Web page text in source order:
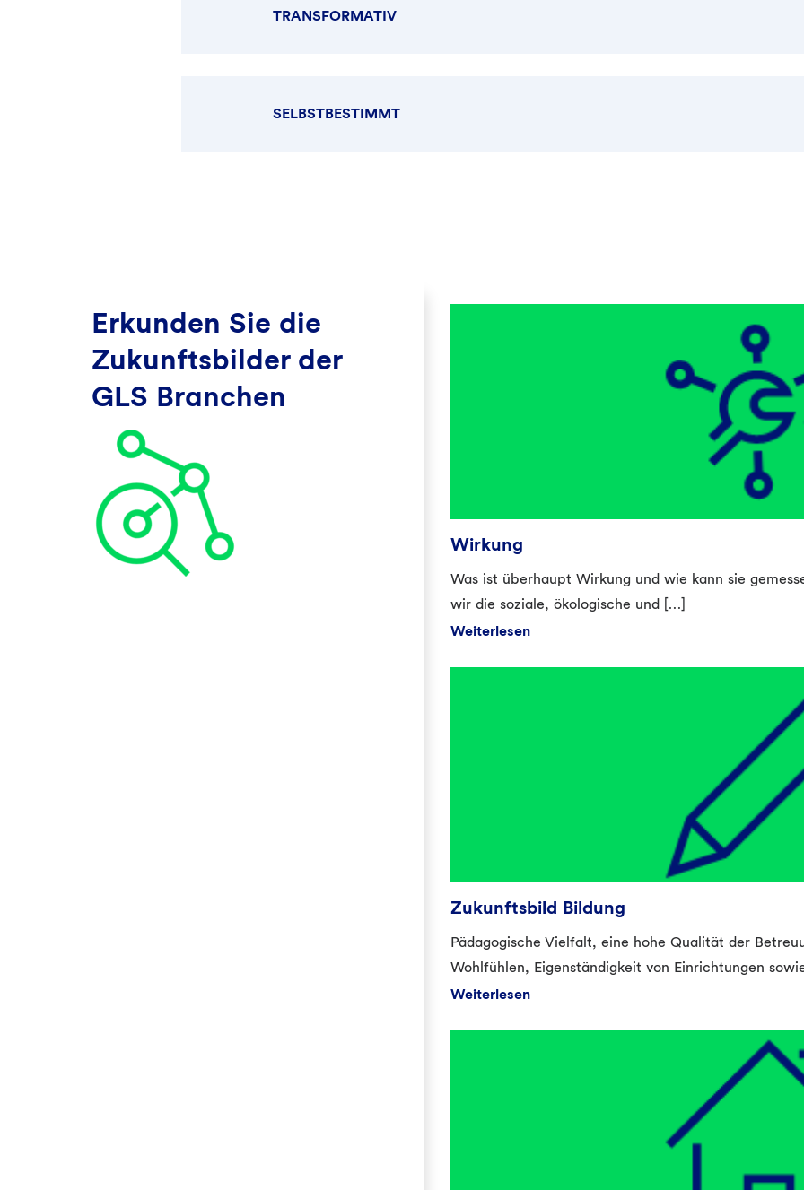
TRANSFORMATIV
SELBSTBESTIMMT
Erkunden Sie die
Zukunftsbilder der
GLS Branchen
Wirkung
Was ist überhaupt Wirkung und wie kann sie
wir die soziale, ökologische und […]
Weiterlesen
Zukunftsbild Bildung
Pädagogische Vielfalt, eine hohe Qualität der
Wohlfühlen, Eigenständigkeit von Einrichtungen
Weiterlesen